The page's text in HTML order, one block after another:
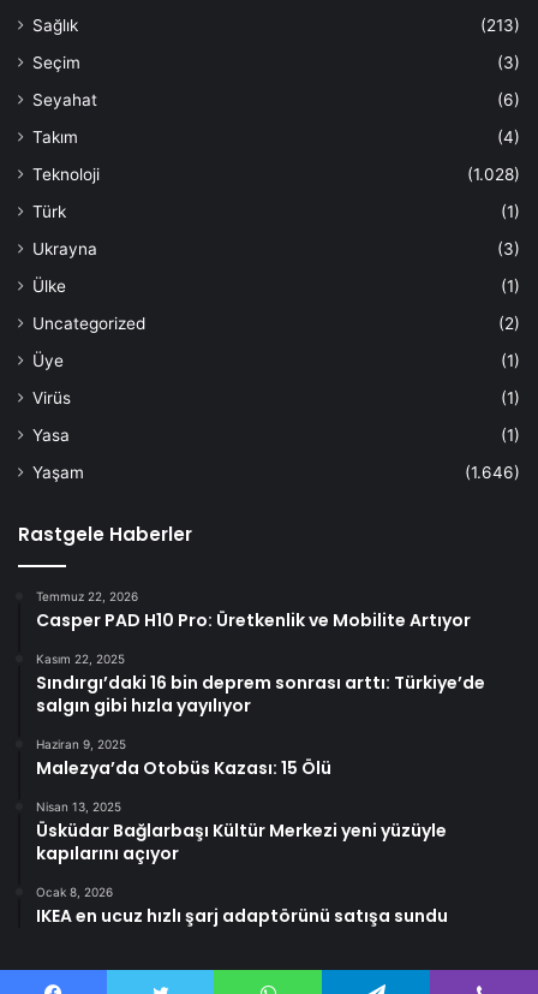
Sağlık
(213)
Seçim
(3)
Seyahat
(6)
Takım
(4)
Teknoloji
(1.028)
Türk
(1)
Ukrayna
(3)
Ülke
(1)
Uncategorized
(2)
Üye
(1)
Virüs
(1)
Yasa
(1)
Yaşam
(1.646)
Rastgele Haberler
Temmuz 22, 2026
Casper PAD H10 Pro: Üretkenlik ve Mobilite Artıyor
Kasım 22, 2025
Sındırgı’daki 16 bin deprem sonrası arttı: Türkiye’de
salgın gibi hızla yayılıyor
Haziran 9, 2025
Malezya’da Otobüs Kazası: 15 Ölü
Nisan 13, 2025
Üsküdar Bağlarbaşı Kültür Merkezi yeni yüzüyle
kapılarını açıyor
Ocak 8, 2026
IKEA en ucuz hızlı şarj adaptörünü satışa sundu